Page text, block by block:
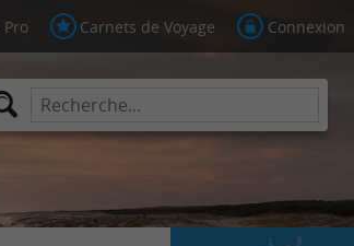
Pro Carnets de Voyage Connexion